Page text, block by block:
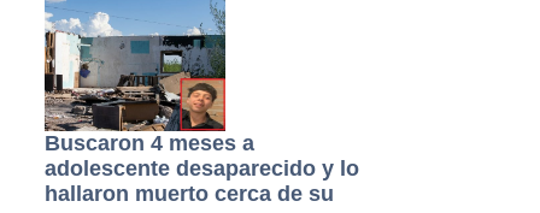
Buscaron 4 meses a
adolescente desaparecido y lo
hallaron muerto cerca de su